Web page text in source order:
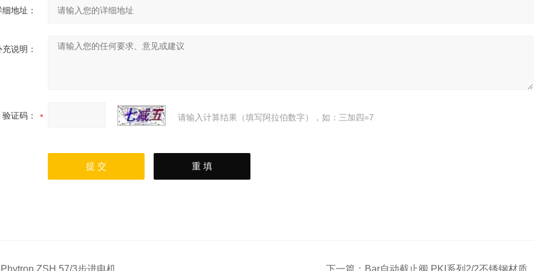
细地址：
充说明：
验证码： 请输入计算结果（填写阿拉伯数字），如：三加四=7
Phytron ZSH 57/3步进电机 下一篇： Bar自动截止阀 PKI系列2/2不锈钢材质